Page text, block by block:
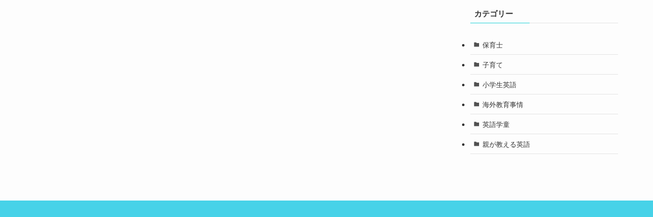
カテゴリー
保育士
子育て
小学生英語
海外教育事情
英語学童
親が教える英語